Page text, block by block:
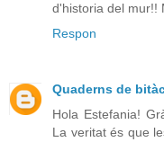
d'historia del mur!!
Respon
Quaderns de
Hola Estefania!
La veritat és que